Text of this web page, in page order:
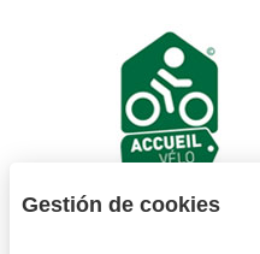
Each BWH℠ Hotels
Gestión de cookies